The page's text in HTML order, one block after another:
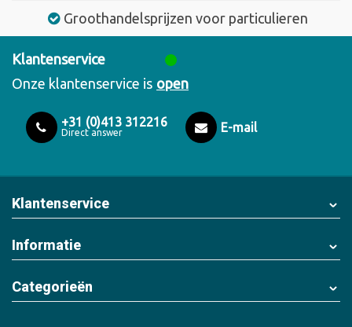
Groothandelsprijzen voor particulieren
Klantenservice
Onze klantenservice is open
+31 (0)413 312216
Direct answer E-mail
Klantenservice
Informatie
Categorieën